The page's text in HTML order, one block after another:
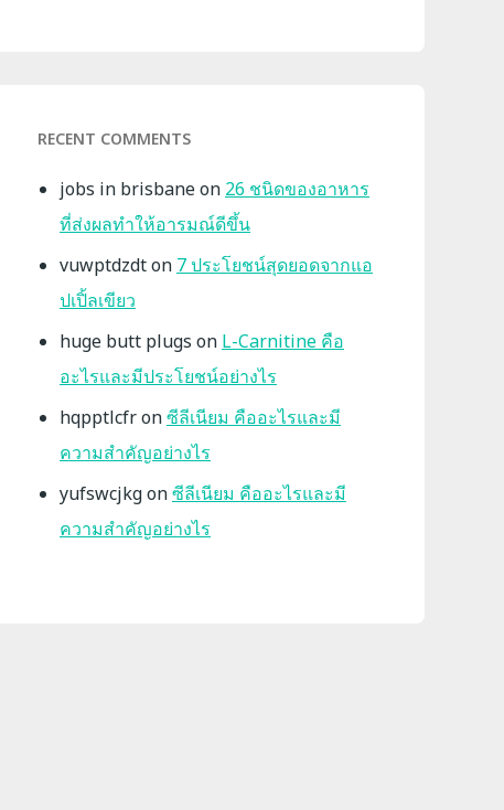
RECENT COMMENTS
jobs in brisbaneon 26 ชนิดของอาหาร
ที่ส่งผลทำให้อารมณ์ดีขึ้น
vuwptdzdton 7 ประโยชน์สุดยอดจากแอ
ปเปิ้ลเขียว
huge butt plugs on L-Carnitine คือ
อะไรและมีประโยชน์อย่างไร
hqpptlcfronซีลีเนียม คืออะไรและมี
ความสำคัญอย่างไร
yufswcjkgonซีลีเนียม คืออะไรและมี
ความสำคัญอย่างไร